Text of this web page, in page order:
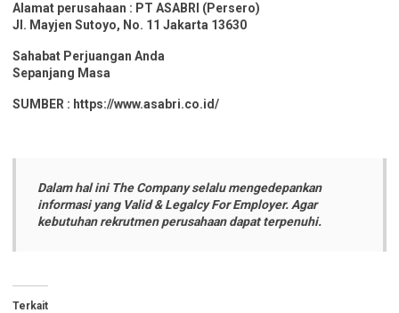
Alamat perusahaan : PT ASABRI (Persero)
Jl. Mayjen Sutoyo, No. 11 Jakarta 13630
Sahabat Perjuangan Anda
Sepanjang Masa
SUMBER : https://www.asabri.co.id/
Dalam hal ini The Company selalu mengedepankan
informasi yang Valid & Legalcy For Employer. Agar
kebutuhan rekrutmen perusahaan dapat terpenuhi.
Terkait